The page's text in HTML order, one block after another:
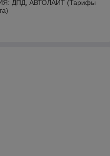
ДПД, АВТОЛАЙТ (Тарифы